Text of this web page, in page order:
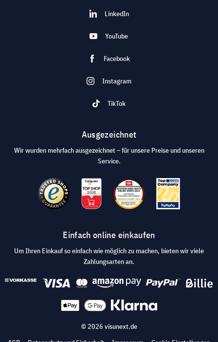
LinkedIn
YouTube
Facebook
Instagram
TikTok
Ausgezeichnet
Wir wurden mehrfach ausgezeichnet – für unsere Preise und unseren
Service.
Einfach online einkaufen
Um Ihren Einkauf so einfach wie möglich zu machen, bieten wir viele
Zahlungsarten an.
© 2026 visunext.de